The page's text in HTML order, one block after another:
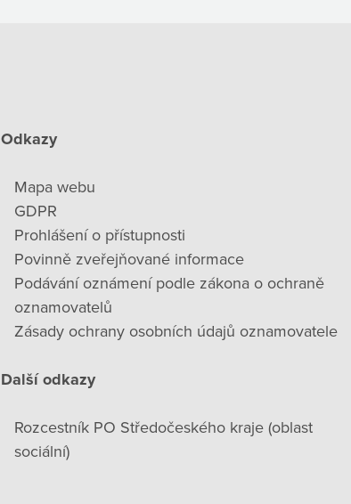
Odkazy
Mapa webu
GDPR
Prohlášení o přístupnosti
Povinně zveřejňované informace
Podávání oznámení podle zákona o ochraně
oznamovatelů
Zásady ochrany osobních údajů oznamovatele
Další odkazy
Rozcestník PO Středočeského kraje (oblast
sociální)